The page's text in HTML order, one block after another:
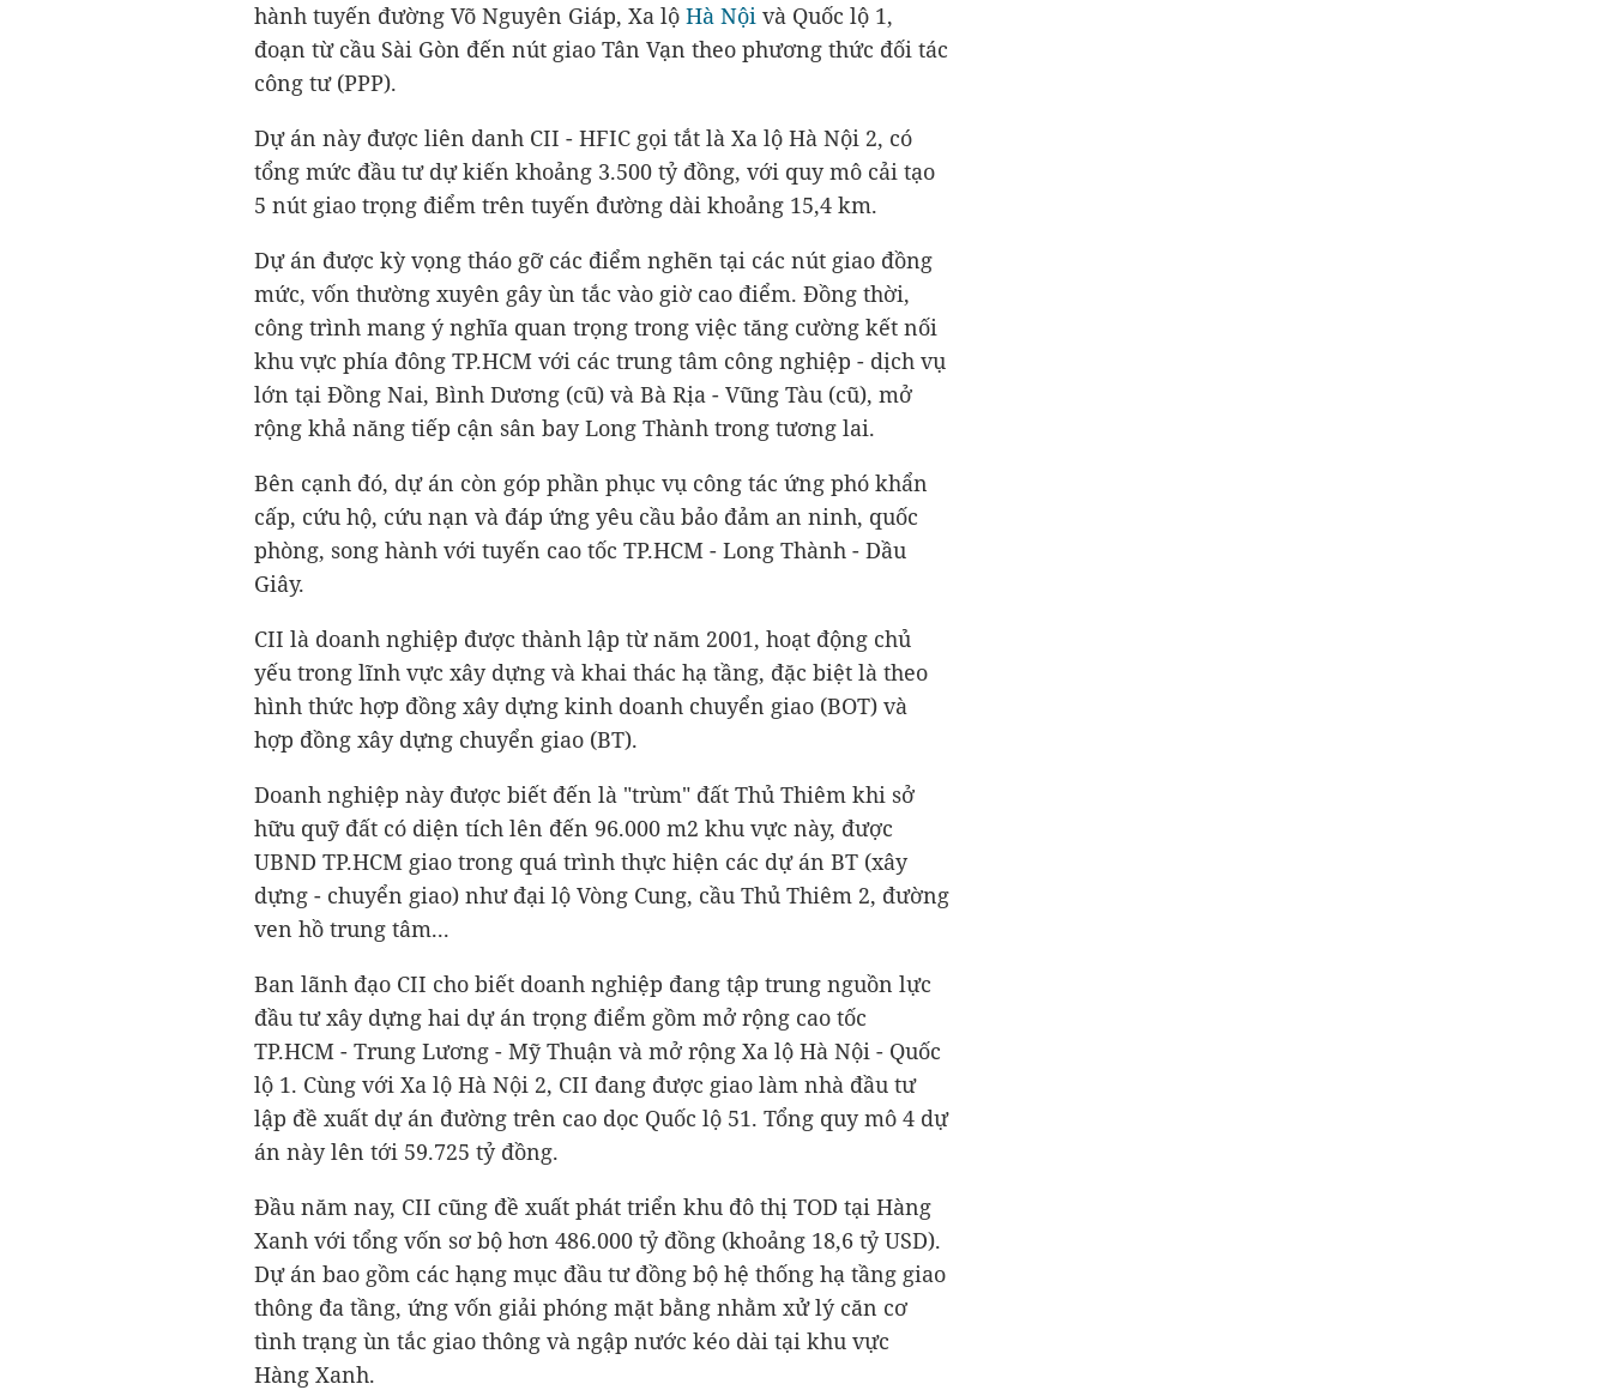
hành tuyến đường Võ Nguyên Giáp, Xa lộ Hà Nội và Quốc lộ 1,
đoạn từ cầu Sài Gòn đến nút giao Tân Vạn theo phương thức đối tác
công tư (PPP).
Dự án này được liên danh CII - HFIC gọi tắt là Xa lộ Hà Nội 2, có
tổng mức đầu tư dự kiến khoảng 3.500 tỷ đồng, với quy mô cải tạo
5 nút giao trọng điểm trên tuyến đường dài khoảng 15,4 km.
Dự án được kỳ vọng tháo gỡ các điểm nghẽn tại các nút giao đồng
mức, vốn thường xuyên gây ùn tắc vào giờ cao điểm. Đồng thời,
công trình mang ý nghĩa quan trọng trong việc tăng cường kết nối
khu vực phía đông TP.HCM với các trung tâm công nghiệp - dịch vụ
lớn tại Đồng Nai, Bình Dương (cũ) và Bà Rịa - Vũng Tàu (cũ), mở
rộng khả năng tiếp cận sân bay Long Thành trong tương lai.
Bên cạnh đó, dự án còn góp phần phục vụ công tác ứng phó khẩn
cấp, cứu hộ, cứu nạn và đáp ứng yêu cầu bảo đảm an ninh, quốc
phòng, song hành với tuyến cao tốc TP.HCM - Long Thành - Dầu
Giây.
CII là doanh nghiệp được thành lập từ năm 2001, hoạt động chủ
yếu trong lĩnh vực xây dựng và khai thác hạ tầng, đặc biệt là theo
hình thức hợp đồng xây dựng kinh doanh chuyển giao (BOT) và
hợp đồng xây dựng chuyển giao (BT).
Doanh nghiệp này được biết đến là "trùm" đất Thủ Thiêm khi sở
hữu quỹ đất có diện tích lên đến 96.000 m2 khu vực này, được
UBND TP.HCM giao trong quá trình thực hiện các dự án BT (xây
dựng - chuyển giao) như đại lộ Vòng Cung, cầu Thủ Thiêm 2, đường
ven hồ trung tâm...
Ban lãnh đạo CII cho biết doanh nghiệp đang tập trung nguồn lực
đầu tư xây dựng hai dự án trọng điểm gồm mở rộng cao tốc
TP.HCM - Trung Lương - Mỹ Thuận và mở rộng Xa lộ Hà Nội - Quốc
lộ 1. Cùng với Xa lộ Hà Nội 2, CII đang được giao làm nhà đầu tư
lập đề xuất dự án đường trên cao dọc Quốc lộ 51. Tổng quy mô 4 dự
án này lên tới 59.725 tỷ đồng.
Đầu năm nay, CII cũng đề xuất phát triển khu đô thị TOD tại Hàng
Xanh với tổng vốn sơ bộ hơn 486.000 tỷ đồng (khoảng 18,6 tỷ USD).
Dự án bao gồm các hạng mục đầu tư đồng bộ hệ thống hạ tầng giao
thông đa tầng, ứng vốn giải phóng mặt bằng nhằm xử lý căn cơ
tình trạng ùn tắc giao thông và ngập nước kéo dài tại khu vực
Hàng Xanh.